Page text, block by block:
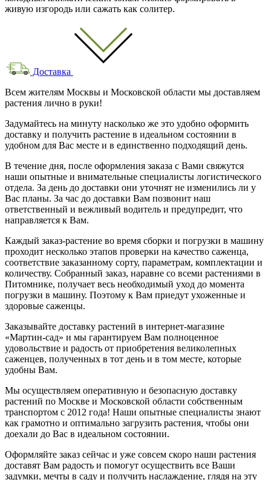
живую изгородь или сажать как солитер.
Доставка
Всем жителям Москвы и Московской области мы доставляем
растения лично в руки!
Задумайтесь на минуту насколько же это удобно оформить
доставку и получить растение в идеальном состоянии в
удобном для Вас месте и в единственно подходящий день.
В течение дня, после оформления заказа с Вами свяжутся
наши опытные и внимательные специалисты логистического
отдела. За день до доставки они уточнят не изменились ли у
Вас планы. За час до доставки Вам позвонит наш
ответственный и вежливый водитель и предупредит, что
направляется к Вам.
Каждый заказ-растение во время сборки и погрузки в машину
проходит несколько этапов проверки на качество саженца,
соответствие заказанному сорту, параметрам, комплектации и
количеству. Собранный заказ, наравне со всеми растениями в
Питомнике, получает весь необходимый уход до момента
погрузки в машину. Поэтому к Вам приедут ухоженные и
здоровые саженцы.
Заказывайте доставку растений в интернет-магазине
«Мартин-сад» и мы гарантируем Вам полноценное
удовольствие и радость от приобретения великолепных
саженцев, полученных в тот день и в том месте, которые
удобны Вам.
Мы осуществляем оперативную и безопасную доставку
растений по Москве и Московской области собственным
транспортом с 2012 года! Наши опытные специалисты знают
как грамотно и оптимально загрузить растения, чтобы они
доехали до Вас в идеальном состоянии.
Оформляйте заказ сейчас и уже совсем скоро наши растения
доставят Вам радость и помогут осуществить все Ваши
задумки, мечты в саду и получить наслаждение, глядя на эту